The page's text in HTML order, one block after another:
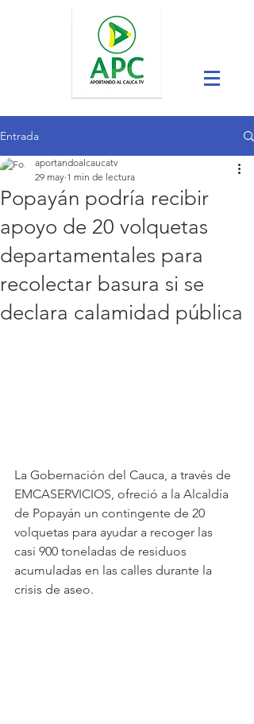
Entrada
Popayán podría recibir
apoyo de 20 volquetas
departamentales para
recolectar basura si se
declara calamidad pública
aportandoalcaucatv
29 may 1 min de lectura
La Gobernación del Cauca, a través de
EMCASERVICIOS, ofreció a la Alcaldía
de Popayán un contingente de 20
volquetas para ayudar a recoger las
casi 900 toneladas de residuos
acumuladas en las calles durante la
crisis de aseo.